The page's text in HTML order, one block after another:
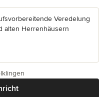
Veredelung
alten Herrenhäusern